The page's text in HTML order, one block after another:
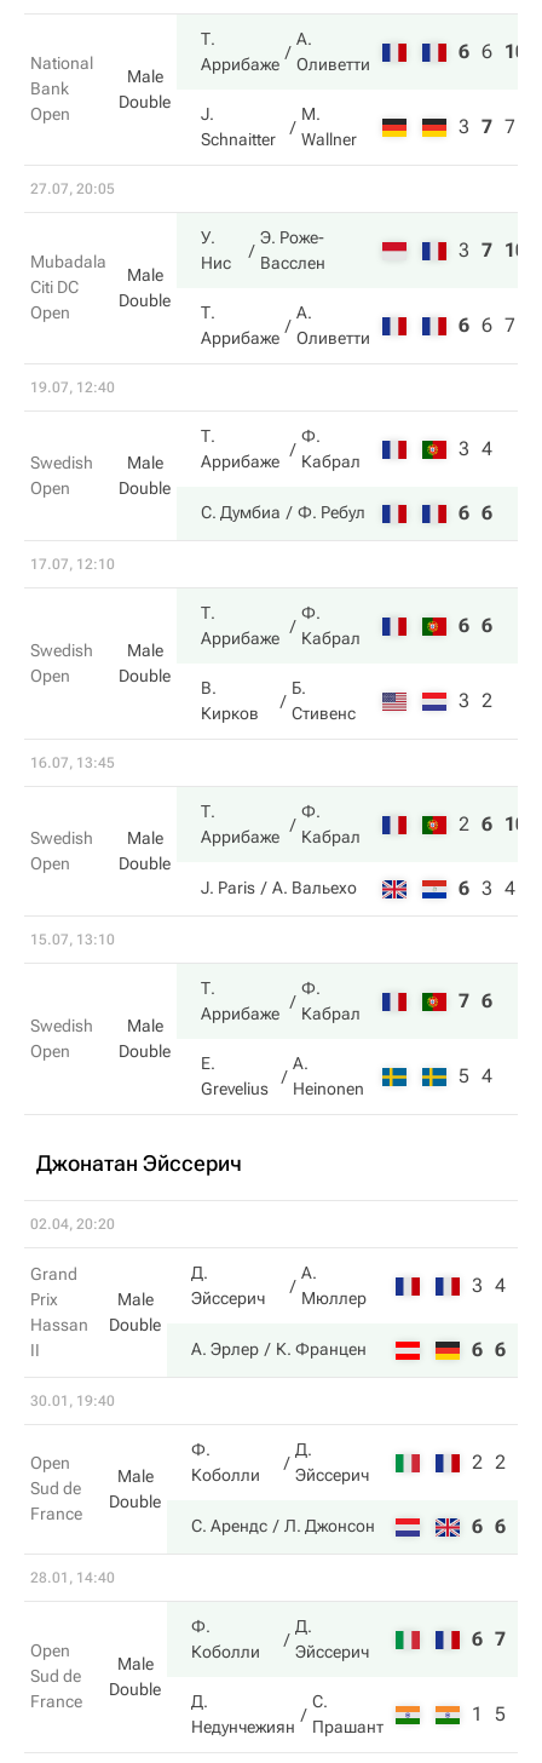
National
Bank
Open
Male
Double
Т.
Аррибаже
А.
Оливетти
6 6 10
J.
Schnaitter
M.
Wallner
3 7 7
27.07, 20:05
Mubadala
Citi DC
Open
Male
Double
У.
Нис
Э. Роже-
Васслен
3 7 10
Т.
Аррибаже
А.
Оливетти
6 6 7
19.07, 12:40
Swedish
Open
Male
Double
Т.
Аррибаже
Ф.
Кабрал
3 4
С. Думбиа Ф. Ребул 6 6
17.07, 12:10
Swedish
Open
Male
Double
Т.
Аррибаже
Ф.
Кабрал
6 6
В.
Кирков
Б.
Стивенс
3 2
16.07, 13:45
Swedish
Open
Male
Double
Т.
Аррибаже
Ф.
Кабрал
2 6 10
J. Paris А. Вальехо 6 3 4
15.07, 13:10
Swedish
Open
Male
Double
Т.
Аррибаже
Ф.
Кабрал
7 6
E.
Grevelius
A.
Heinonen
5 4
Джонатан Эйссерич
02.04, 20:20
Grand
Prix
Hassan
II
Male
Double
Д.
Эйссерич
А.
Мюллер
3 4
А. Эрлер К. Францен 6 6
30.01, 19:40
Open
Sud de
France
Male
Double
Ф.
Коболли
Д.
Эйссерич
2 2
С. Арендс Л. Джонсон 6 6
28.01, 14:40
Open
Sud de
France
Male
Double
Ф.
Коболли
Д.
Эйссерич
6 7
Д.
Недунчежиян
С.
Прашант
1 5